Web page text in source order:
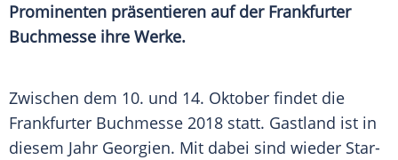
Prominenten präsentieren auf der Frankfurter
Buchmesse ihre Werke.
Zwischen dem 10. und 14. Oktober findet die
Frankfurter Buchmesse 2018 statt. Gastland ist in
diesem Jahr Georgien. Mit dabei sind wieder Star-